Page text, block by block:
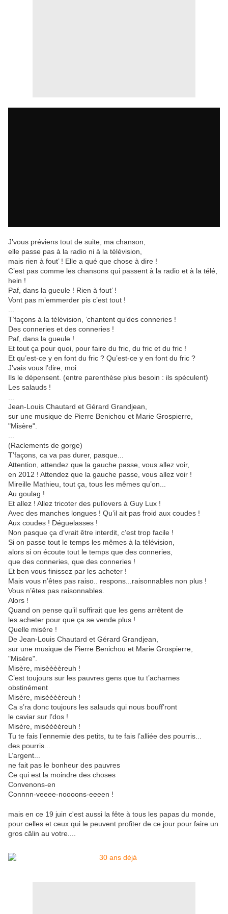
J’vous préviens tout de suite, ma chanson,
elle passe pas à la radio ni à la télévision,
mais rien à fout’ ! Elle a qué que chose à dire !
C’est pas comme les chansons qui passent à la radio et à la télé,
hein !
Paf, dans la gueule ! Rien à fout’ !
Vont pas m’emmerder pis c’est tout !
T’façons à la télévision, ’chantent qu’des conneries !
Des conneries et des conneries !
Paf, dans la gueule !
Et tout ça pour quoi, pour faire du fric, du fric et du fric !
Et qu’est-ce y en font du fric ? Qu’est-ce y en font du fric ?
J’vais vous l’dire, moi.
Ils le dépensent. (entre parenthèse plus besoin : ils spéculent)
Les salauds !
Jean-Louis Chautard et Gérard Grandjean,
sur une musique de Pierre Benichou et Marie Grospierre,
"Misère".
(Raclements de gorge)
T’façons, ca va pas durer, pasque...
Attention, attendez que la gauche passe, vous allez voir,
en 2012 ! Attendez que la gauche passe, vous allez voir !
Mireille Mathieu, tout ça, tous les mêmes qu’on...
Au goulag !
Et allez ! Allez tricoter des pullovers à Guy Lux !
Avec des manches longues ! Qu’il ait pas froid aux coudes !
Aux coudes ! Déguelasses !
Non pasque ça d’vrait être interdit, c’est trop facile !
Si on passe tout le temps les mêmes à la télévision,
alors si on écoute tout le temps que des conneries,
que des conneries, que des conneries !
Et ben vous finissez par les acheter !
Mais vous n’êtes pas raiso.. respons...raisonnables non plus !
Vous n’êtes pas raisonnables.
Alors !
Quand on pense qu’il suffirait que les gens arrêtent de
les acheter pour que ça se vende plus !
Quelle misère !
De Jean-Louis Chautard et Gérard Grandjean,
sur une musique de Pierre Benichou et Marie Grospierre,
"Misère".
Misère, misèèèèreuh !
C’est toujours sur les pauvres gens que tu t’acharnes
obstinément
Misère, misèèèèreuh !
Ca s’ra donc toujours les salauds qui nous bouff’ront
le caviar sur l’dos !
Misère, misèèèèreuh !
Tu te fais l’ennemie des petits, tu te fais l’alliée des pourris...
des pourris...
L’argent...
ne fait pas le bonheur des pauvres
Ce qui est la moindre des choses
Convenons-en
Connnn-veeee-noooons-eeeen !
mais en ce 19 juin c'est aussi la fête à tous les papas du monde,
pour celles et ceux qui le peuvent profiter de ce jour pour faire un
gros câlin au votre....